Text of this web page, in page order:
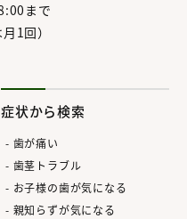
まで
1回）
症状から検索
歯が痛い
歯茎トラブル
お子様の歯が気になる
親知らずが気になる